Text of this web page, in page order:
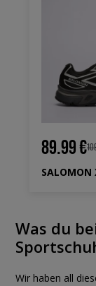
89.99 €
SALOMON
Was du
Wir haben all